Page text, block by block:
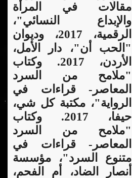
مقالات في المرأة
والإبداع النسائي"،
الرقمية، 2017، وديوان
"الحب أن"، دار الأمل،
الأردن، 2017. وكتاب
"ملامح من السرد
المعاصر- قراءات في
الرواية"، مكتبة كل شي،
حيفا، 2017. وكتاب
"ملامح من السرد
المعاصر- قراءات في
متنوع السرد"، مؤسسة
أنصار الضاد، أم الفحم،